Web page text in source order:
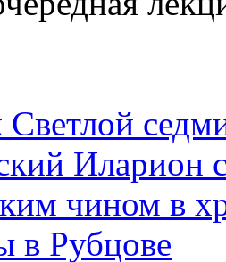
Светлой
Иларион
чином в
в Рубцове